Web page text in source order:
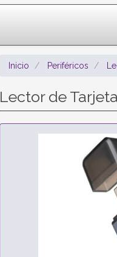
Inicio Periféricos
Lector de